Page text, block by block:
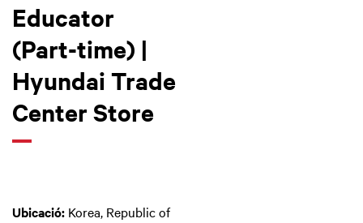
Educator
(Part-time) |
Hyundai Trade
Center Store
Ubicació: Korea, Republic of